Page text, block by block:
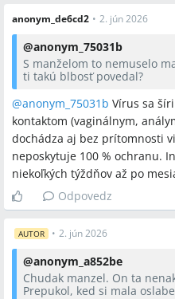
anonym_de6cd2 • 2. jún 2026
@anonym_75031b
S manželom to nemuselo
ti takú blbosť povedal?
@anonym_75031b Vírus sa
kontaktom (vaginálnym,
dochádza aj bez prítomnosti
neposkytuje 100 % ochranu.
niekoľkých týždňov až po
Odpovedz
AUTOR • 2. jún 2026
@anonym_a852be
Chudak manzel. On ta
Prepukol, ked si mala